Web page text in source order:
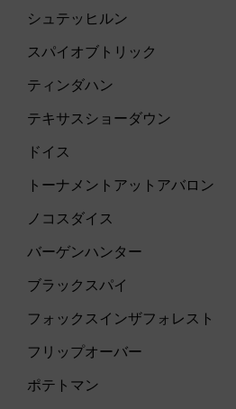
シュテッヒルン
スパイオブトリック
ティンダハン
テキサスショーダウン
ドイス
トーナメントアットアバロン
ノコスダイス
バーゲンハンター
ブラックスパイ
フォックスインザフォレスト
フリップオーバー
ポテトマン